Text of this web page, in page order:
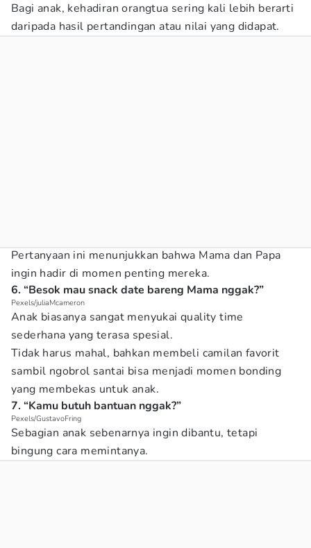
Bagi anak, kehadiran orangtua sering kali lebih berarti
daripada hasil pertandingan atau nilai yang didapat.
Pertanyaan ini menunjukkan bahwa Mama dan Papa
ingin hadir di momen penting mereka.
6. “Besok mau snack date bareng Mama nggak?”
Pexels/juliaMcameron
Anak biasanya sangat menyukai quality time
sederhana yang terasa spesial.
Tidak harus mahal, bahkan membeli camilan favorit
sambil ngobrol santai bisa menjadi momen bonding
yang membekas untuk anak.
7. “Kamu butuh bantuan nggak?”
Pexels/GustavoFring
Sebagian anak sebenarnya ingin dibantu, tetapi
bingung cara memintanya.